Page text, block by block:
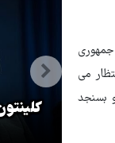
می
بسنجد
در